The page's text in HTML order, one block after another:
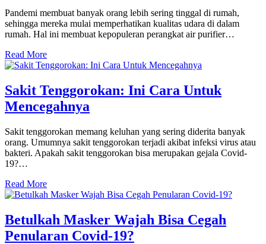
Pandemi membuat banyak orang lebih sering tinggal di rumah,
sehingga mereka mulai memperhatikan kualitas udara di dalam
rumah. Hal ini membuat kepopuleran perangkat air purifier…
Read More
Sakit Tenggorokan: Ini Cara Untuk
Mencegahnya
Sakit tenggorokan memang keluhan yang sering diderita banyak
orang. Umumnya sakit tenggorokan terjadi akibat infeksi virus atau
bakteri. Apakah sakit tenggorokan bisa merupakan gejala Covid-
19?…
Read More
Betulkah Masker Wajah Bisa Cegah
Penularan Covid-19?